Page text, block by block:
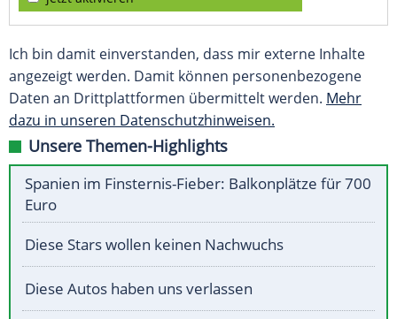
Ich bin damit einverstanden, dass mir externe Inhalte
angezeigt werden. Damit können personenbezogene
Daten an Drittplattformen übermittelt werden. Mehr
dazu in unseren Datenschutzhinweisen.
Unsere Themen-Highlights
Spanien im Finsternis-Fieber: Balkonplätze für 700
Euro
Diese Stars wollen keinen Nachwuchs
Diese Autos haben uns verlassen